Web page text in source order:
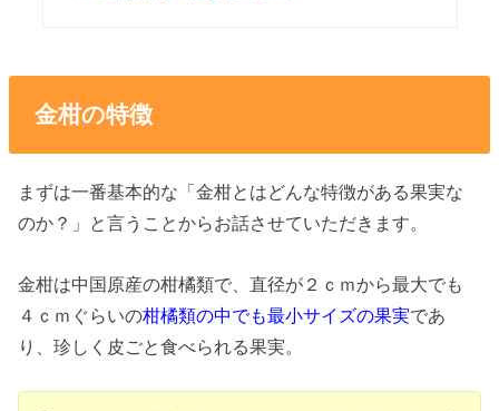
金柑の特徴
まずは一番基本的な「金柑とはどんな特徴がある果実な
のか？」と言うことからお話させていただきます。
金柑は中国原産の柑橘類で、直径が２ｃｍから最大でも
４ｃｍぐらいの柑橘類の中でも最小サイズの果実であ
り、珍しく皮ごと食べられる果実。